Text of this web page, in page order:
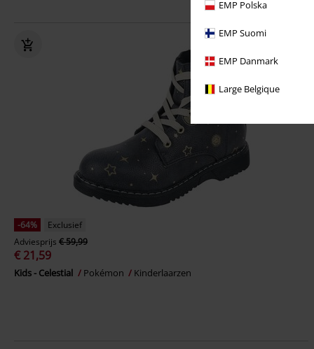
EMP Polska
EMP Suomi
EMP Danmark
Large Belgique
-64%
Exclusief
Adviesprijs € 59,99
€ 21,59
Kids - Celestial Pokémon Kinderlaarzen